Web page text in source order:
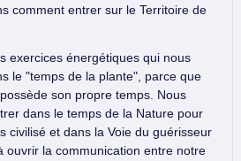
comment entrer sur le Territoire de
exercices énergétiques qui nous
le "temps de la plante", parce que
son propre temps. Nous
dans le temps de la Nature pour
civilisé et dans la Voie du guérisseur
ouvrir la communication entre notre